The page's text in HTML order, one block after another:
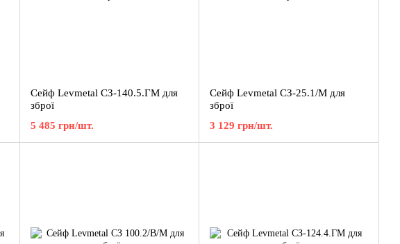
Сейф Levmetal СЗ-140.5.ГМ для
зброї
5 485 грн/шт.
Сейф Levmetal СЗ-25.1/М для
зброї
3 129 грн/шт.